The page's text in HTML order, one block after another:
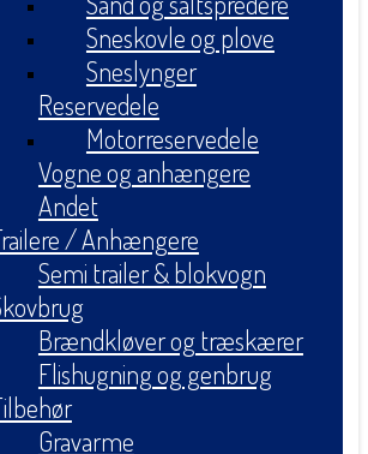
Sneskovle og plove
Sneslynger
Reservedele
Motorreservedele
Vogne og anhængere
Andet
/ Anhængere
Semi trailer & blokvogn
Brændkløver og træskærer
Flishugning og genbrug
Gravarme